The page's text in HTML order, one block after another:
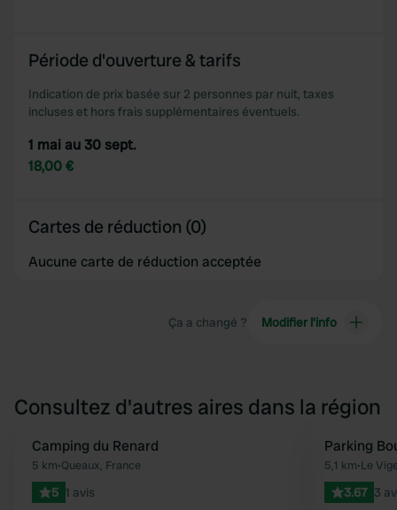
Période d'ouverture & tarifs
Indication de prix basée sur 2 personnes par nuit, taxes
incluses et hors frais supplémentaires éventuels.
1 mai au 30 sept.
18,00 €
Cartes de réduction (0)
Aucune carte de réduction acceptée
Ça a changé ? Modifier l’info
Consultez d'autres aires dans la région
Préféré
Camping du Renard
5 km•Queaux, France
5 1 avis
Parking
5,1 km•Le
3.67 3